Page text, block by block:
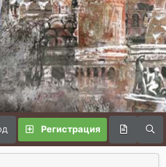
Регистрация